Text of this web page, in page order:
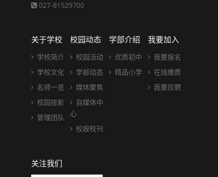
027-81529700
关于学校
学校简介
学校文化
名师一览
校园掠影
管理团队
校园动态
校园活动
学部动态
媒体聚焦
自媒体中
心
校报校刊
学部介绍
优质初中
精品小学
我要加入
我要报名
在线缴费
我要应聘
关注我们